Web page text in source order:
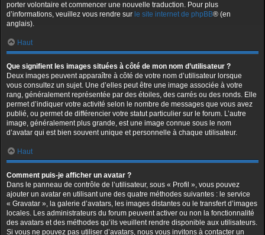
porter volontaire et commencer une nouvelle traduction. Pour plus
d’informations, veuillez vous rendre sur le site internet de phpBB® (en
anglais).
Haut
Que signifient les images situées à côté de mon nom d’utilisateur ?
Deux images peuvent apparaître à côté de votre nom d’utilisateur lorsque
vous consultez un sujet. Une d’elles peut être une image associée à votre
rang, généralement représentée par des étoiles, des carrés ou des ronds. Elle
permet d’indiquer votre activité selon le nombre de messages que vous avez
publié, ou permet de différencier votre statut particulier sur le forum. L’autre
image, généralement plus grande, est une image connue sous le nom
d’avatar qui est bien souvent unique et personnelle à chaque utilisateur.
Haut
Comment puis-je afficher un avatar ?
Dans le panneau de contrôle de l’utilisateur, sous « Profil », vous pouvez
ajouter un avatar en utilisant une des quatre méthodes suivantes : le service
« Gravatar », la galerie d’avatars, les images distantes ou le transfert d’images
locales. Les administrateurs du forum peuvent activer ou non la fonctionnalité
des avatars et des méthodes qu’ils veuillent rendre disponible aux utilisateurs.
Si vous ne pouvez pas utiliser d’avatars, nous vous invitons à contacter un